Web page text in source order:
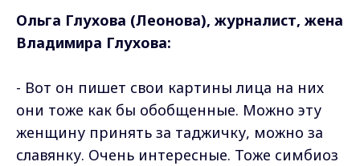
Ольга Глухова (Леонова), журналист, жена
Владимира Глухова:
- Вот он пишет свои картины лица на них
они тоже как бы обобщенные. Можно эту
женщину принять за таджичку, можно за
славянку. Очень интересные. Тоже симбиоз